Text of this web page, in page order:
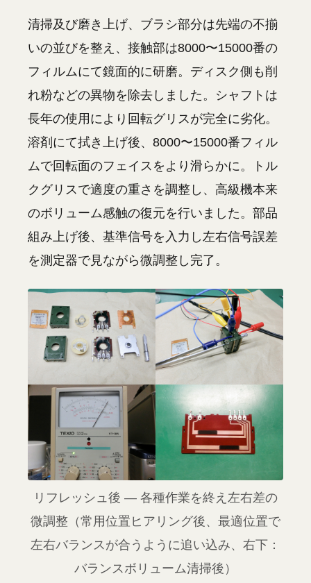
清掃及び磨き上げ、ブラシ部分は先端の不揃
いの並びを整え、接触部は8000〜15000番の
フィルムにて鏡面的に研磨。ディスク側も削
れ粉などの異物を除去しました。シャフトは
長年の使用により回転グリスが完全に劣化。
溶剤にて拭き上げ後、8000〜15000番フィル
ムで回転面のフェイスをより滑らかに。トル
クグリスで適度の重さを調整し、高級機本来
のボリューム感触の復元を行いました。部品
組み上げ後、基準信号を入力し左右信号誤差
を測定器で見ながら微調整し完了。
リフレッシュ後 — 各種作業を終え左右差の
微調整（常用位置ヒアリング後、最適位置で
左右バランスが合うように追い込み、右下：
バランスボリューム清掃後）